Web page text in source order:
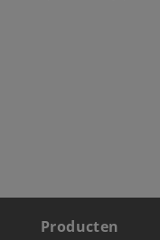
Producten